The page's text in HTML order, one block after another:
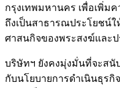
กรุงเทพมหานคร เพื่อเพิ่ม
ถึงเป็นสาธารณประโยชน์
ศาสนกิจของพระสงฆ์และ
บริษัทฯ ยังคงมุ่งมั่นที่จะส
กับนโยบายการดำเนินธุรกิ